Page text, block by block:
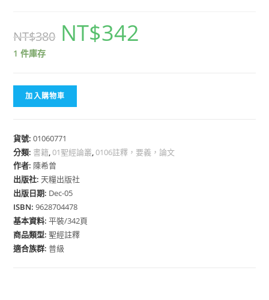
NT$380 NT$342
1 件庫存
加入購物車
貨號:01060771
分類: 書籍,01聖經論叢,0106註釋，要義，論文
作者: 陳希曾
出版社:天糧出版社
出版日期: Dec-05
ISBN:9628704478
基本資料:平裝/342頁
商品類型:聖經註釋
適合族群:普級